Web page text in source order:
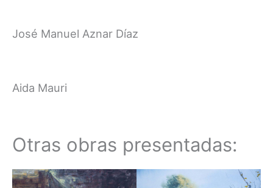
José Manuel Aznar Díaz
Aida Mauri
Otras obras presentadas: